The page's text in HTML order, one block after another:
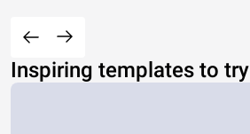
Inspiring templates to try